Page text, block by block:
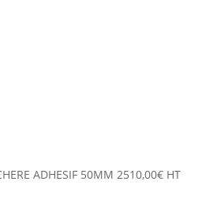
ADHESIF 50MM 2510,00€ HT